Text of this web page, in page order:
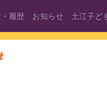
履歴 お知らせ 土江子ど